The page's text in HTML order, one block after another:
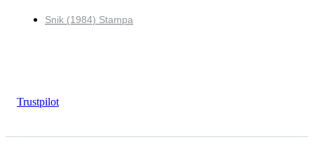
Snik (1984) Stampa
Trustpilot